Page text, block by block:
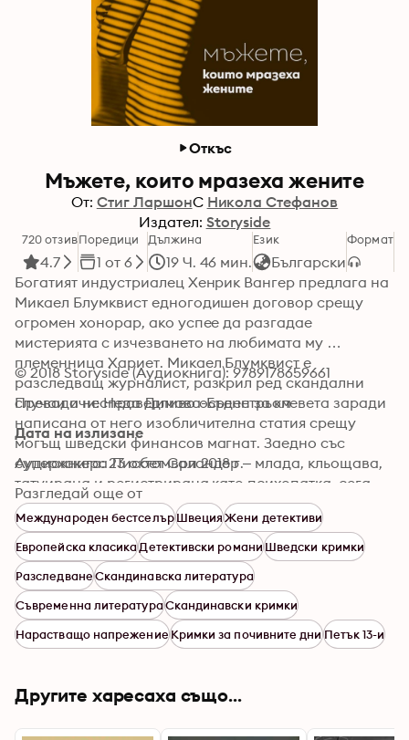
Откъс
Мъжете, които мразеха жените
От: Стиг ЛаршонС Никола Стефанов
Издател: Storyside
720 отзив
4.7
Поредици
1 от 6
Дължина
19 Ч. 46 мин.
Език
Български
Формат
Богатият индустриалец Хенрик Вангер предлага на
Микаел Блумквист едногодишен договор срещу
огромен хонорар, ако успее да разгадае
мистерията с изчезването на любимата му
племенница Хариет. Микаел Блумквист е
разследващ журналист, разкрил ред скандални
случаи и несправедливо осъден за клевета заради
написана от него изобличителна статия срещу
могъщ шведски финансов магнат. Заедно със
суперхакера Лисбет Саландер – млада, кльощава,
татуирана и регистрирана като психопатка, сега
работеща в детективска агенция, попадат в
кръговрат от динамични събития и драматични
изпитания, в свят на семейна омраза и финансови
скандали, в който бродят убийци-психопати.
© 2018 Storyside (Аудиокнига): 9789178659661
Преводачи: Неда Димова-Бренстрьом
Дата на излизане
Аудиокнига: 23 октомври 2018 г.
Разгледай още от
Международен бестселърШвецияЖени детективи
Европейска класикаДетективски романиШведски кримки
РазследванеСкандинавска литература
Съвременна литератураСкандинавски кримки
Нарастващо напрежениеКримки за почивните дниПетък 13-и
Другите харесаха също...